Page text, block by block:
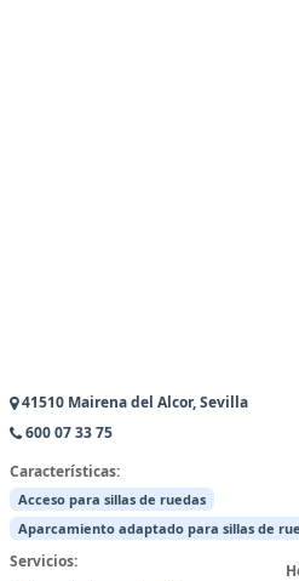
41510 Mairena del Alcor, Sevilla
600 07 33 75
Características:
Acceso para sillas de ruedas
Aparcamiento adaptado para sillas de
Servicios: